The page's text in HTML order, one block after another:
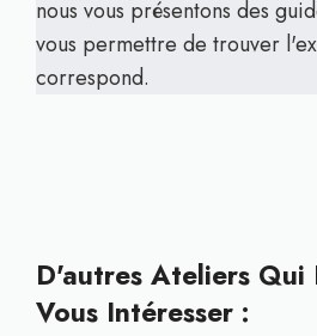
nous vous présentons des
vous permettre de trouver
correspond.
D'autres Ateliers Qui
Vous Intéresser :